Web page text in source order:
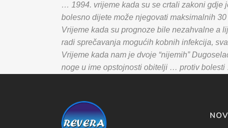
… 1994. vrijeme kada su se crtali zakoni gdje
bolesno dijete može njegovati maksimalnih 30
Vrijeme kada su prognoze bile nezahvalne a
radi sprečavanja mogućih kobnih infekcija,
Vrijeme kada nam je dvoje “nijemih”
noge u ime opstojnosti obitelji … protiv